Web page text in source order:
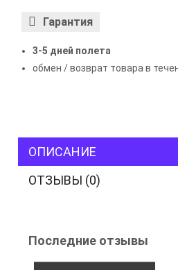
Гарантия
3-5 дней полета
обмен / возврат товара в
ОПИСАНИЕ
ОТЗЫВЫ (0)
Последние отзывы